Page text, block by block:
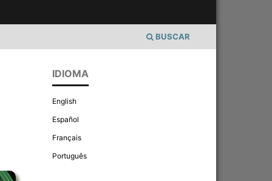
BUSCAR
IDIOMA
English
Español
Français
Português